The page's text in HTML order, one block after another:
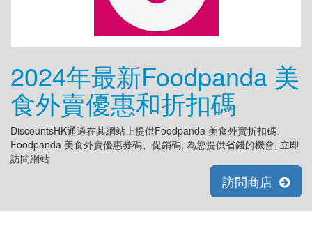
2024年最新Foodpanda 美
食外賣優惠和折扣碼
DiscountsHK通過在其網站上提供Foodpanda 美食外賣折扣碼、
Foodpanda 美食外賣優惠券碼、促銷碼, 為您提供省錢的機會, 立即
訪問網站
訪問商店